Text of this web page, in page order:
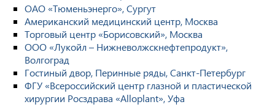
ОАО «Тюменьэнерго», Сургут
Американский медицинский центр, Москва
Торговый центр «Борисовский», Москва
ООО «Лукойл – Нижневолжскнефтепродукт»,
Волгоград
Гостиный двор, Перинные ряды, Санкт-Петербург
ФГУ «Всероссийский центр глазной и пластической
хирургии Росздрава «Alloplant», Уфа